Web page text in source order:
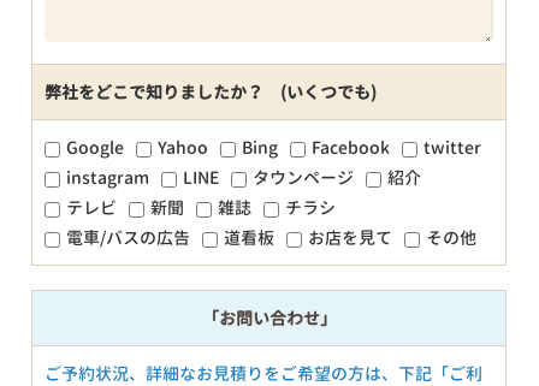
弊社をどこで知りましたか？ (いくつでも)
Google Yahoo Bing Facebook
twitter
instagram
LINE タウンページ
紹介
テレビ
新聞 雑誌
チラシ
電車/バスの広告
道看板 お店を見て その他
「お問い合わせ」
ご予約状況、詳細なお見積りをご希望の方は、下記「ご利